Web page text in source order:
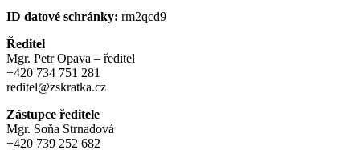
ID datové schránky: rm2qcd9
Ředitel
Mgr. Petr Opava – ředitel
+420 734 751 281
reditel@zskratka.cz
Zástupce ředitele
Mgr. Soňa Strnadová
+420 739 252 682